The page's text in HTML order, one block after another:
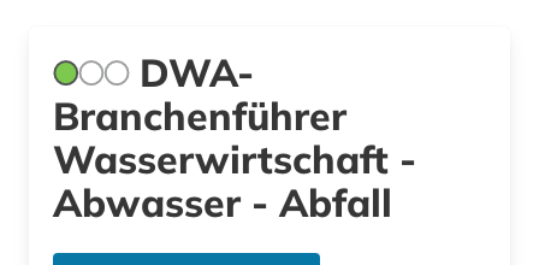
DWA-
Branchenführer
Wasserwirtschaft -
Abwasser - Abfall